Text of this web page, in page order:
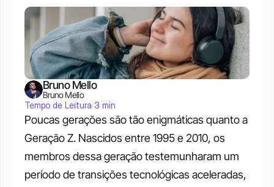
Poucas gerações são tão enigmáticas quanto a
Geração Z. Nascidos entre 1995 e 2010, os
membros dessa geração testemunharam um
período de transições tecnológicas aceleradas,
Bruno Mello
Bruno Mello
Tempo de Leitura 3 min